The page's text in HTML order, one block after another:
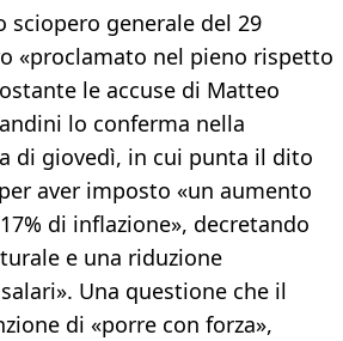
sciopero generale del 29
«proclamato nel pieno rispetto
le accuse di Matteo
lo conferma nella
di giovedì, in cui punta il dito
aver imposto «un aumento
di inflazione», decretando
e una riduzione
Una questione che il
di «porre con forza»,